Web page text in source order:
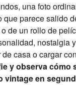
una foto
que parece salido
de un rollo de
nostalgia
casa o cargar
y observa cómo
vintage en